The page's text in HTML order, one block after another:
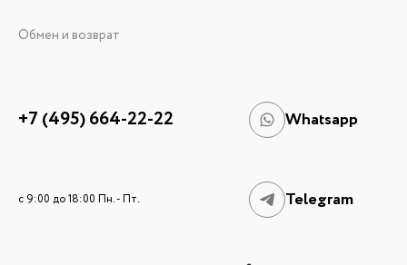
Обмен и возврат
+7 (495) 664-22-22 Whatsapp
c 9:00 до 18:00 Пн. - Пт. Telegram